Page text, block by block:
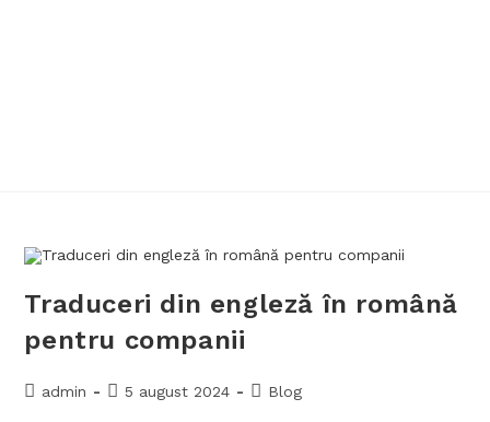
Traduceri din engleză în română
pentru companii
admin 5 august 2024 Blog